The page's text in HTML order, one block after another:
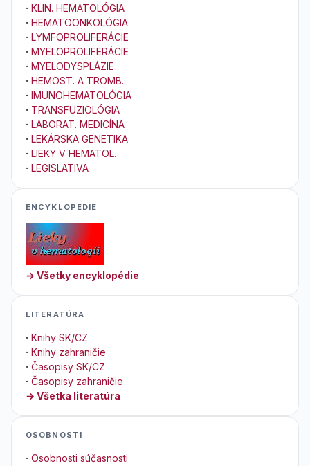
· KLIN. HEMATOLÓGIA
· HEMATOONKOLÓGIA
· LYMFOPROLIFERÁCIE
· MYELOPROLIFERÁCIE
· MYELODYSPLÁZIE
· HEMOST. A TROMB.
· IMUNOHEMATOLÓGIA
· TRANSFUZIOLÓGIA
· LABORAT. MEDICÍNA
· LEKÁRSKA GENETIKA
· LIEKY V HEMATOL.
· LEGISLATIVA
ENCYKLOPEDIE
→ Všetky encyklopédie
LITERATÚRA
· Knihy SK/CZ
· Knihy zahraničie
· Časopisy SK/CZ
· Časopisy zahraničie
→ Všetka literatúra
OSOBNOSTI
· Osobnosti súčasnosti